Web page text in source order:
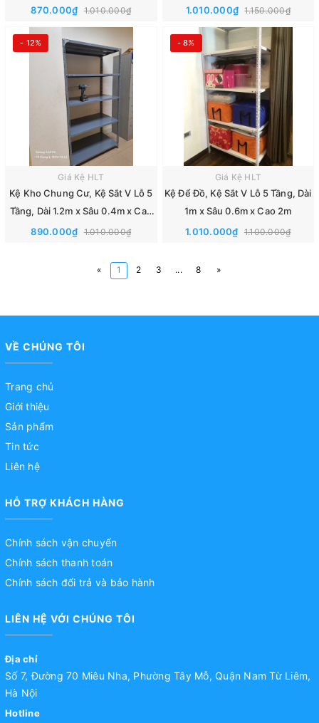
870.000₫ 1.010.000₫
1.010.000₫ 1.150.000₫
- 12%
Giá Kệ HLT
Kệ Kho Chung Cư, Kệ Sắt V Lỗ 5
Tầng, Dài 1.2m x Sâu 0.4m x Cao
2m
890.000₫ 1.010.000₫
- 8%
Giá Kệ HLT
Kệ Để Đồ, Kệ Sắt V Lỗ 5 Tầng, Dài
1m x Sâu 0.6m x Cao 2m
1.010.000₫ 1.100.000₫
« 1 2 3 ... 8 »
VỀ CHÚNG TÔI
Trang chủ
Giới thiệu
Sản phẩm
Tin tức
Liên hệ
HỖ TRỢ KHÁCH HÀNG
Chính sách vận chuyển
Chính sách thanh toán
Chính sách đổi trả và bảo hành
LIÊN HỆ VỚI CHÚNG TÔI
Địa chỉ
Số 7, Đường 70 Miêu Nha, Phường Tây Mỗ, Quận Nam Từ Liêm,
Hà Nội
Hotline